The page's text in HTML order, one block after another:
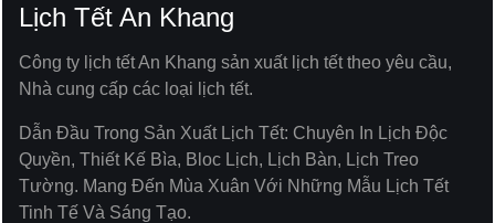
Lịch Tết An Khang
Công ty lịch tết An Khang sản xuất lịch tết theo yêu cầu,
Nhà cung cấp các loại lịch tết.
Dẫn Đầu Trong Sản Xuất Lịch Tết: Chuyên In Lịch Độc
Quyền, Thiết Kế Bìa, Bloc Lịch, Lịch Bàn, Lịch Treo
Tường. Mang Đến Mùa Xuân Với Những Mẫu Lịch Tết
Tinh Tế Và Sáng Tạo.